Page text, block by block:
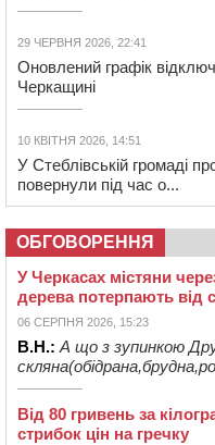
29 ЧЕРВНЯ 2026, 22:41
Оновлений графік
Черкащині
10 КВІТНЯ 2026, 14:51
У Стеблівській громаді
повернули під час о...
ОБГОВОРЕННЯ
У Черкасах містяни
дерева потерпають від
06 СЕРПНЯ 2026, 15:23
В.Н.: А що з зупинкою
Від 80 гривень за
стрибок цін на гречку